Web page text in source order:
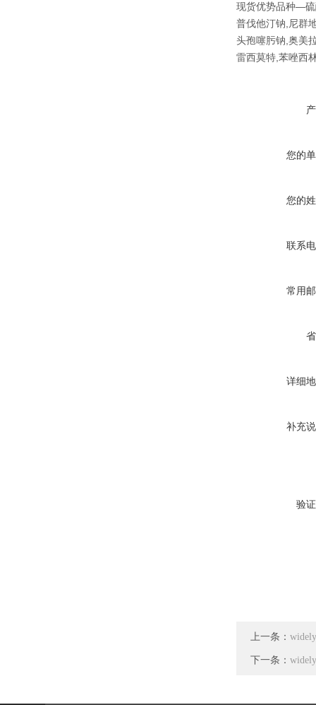
现货优势品种—硫
普伐他汀钠,尼群
头孢噻肟钠,奥美
雷西莫特,苯唑西
您的
您的
联系
常用
详细
补充
验
上一条：
下一条：